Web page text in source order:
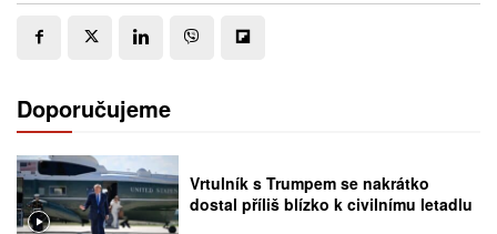
Doporučujeme
Vrtulník s Trumpem se nakrátko
dostal příliš blízko k civilnímu letadlu